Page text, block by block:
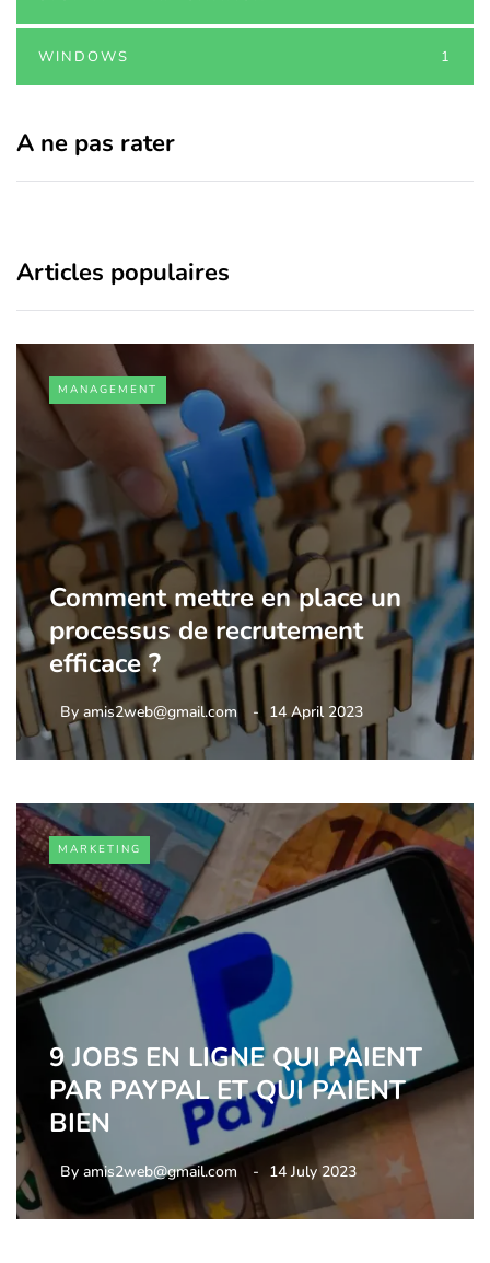
WINDOWS 1
A ne pas rater
Articles populaires
MANAGEMENT
Comment mettre en place un
processus de recrutement
efficace ?
By amis2web@gmail.com 14 April 2023
MARKETING
9 JOBS EN LIGNE QUI PAIENT
PAR PAYPAL ET QUI PAIENT
BIEN
By amis2web@gmail.com 14 July 2023